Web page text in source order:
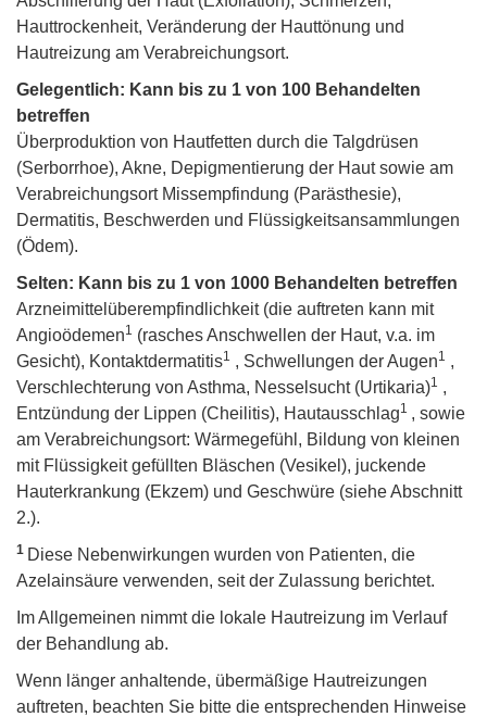
Hauttrockenheit, Veränderung der Hauttönung und
Hautreizung am Verabreichungsort.
Gelegentlich: Kann bis zu 1 von 100 Behandelten
betreffen
Überproduktion von Hautfetten durch die Talgdrüsen
(Serborrhoe), Akne, Depigmentierung der Haut sowie am
Verabreichungsort Missempfindung (Parästhesie),
Dermatitis, Beschwerden und Flüssigkeitsansammlungen
(Ödem).
Selten: Kann bis zu 1 von 1000 Behandelten betreffen
Arzneimittelüberempfindlichkeit (die auftreten kann mit
Angioödemen1 (rasches Anschwellen der Haut, v.a. im
Gesicht), Kontaktdermatitis1 , Schwellungen der Augen1 ,
Verschlechterung von Asthma, Nesselsucht (Urtikaria)1 ,
Entzündung der Lippen (Cheilitis), Hautausschlag1 , sowie
am Verabreichungsort: Wärmegefühl, Bildung von kleinen
mit Flüssigkeit gefüllten Bläschen (Vesikel), juckende
Hauterkrankung (Ekzem) und Geschwüre (siehe Abschnitt
2.).
1 Diese Nebenwirkungen wurden von Patienten, die
Azelainsäure verwenden, seit der Zulassung berichtet.
Im Allgemeinen nimmt die lokale Hautreizung im Verlauf
der Behandlung ab.
Wenn länger anhaltende, übermäßige Hautreizungen
auftreten, beachten Sie bitte die entsprechenden Hinweise